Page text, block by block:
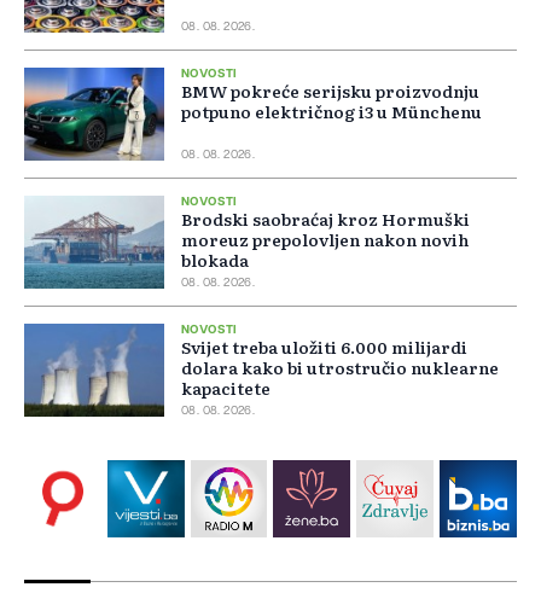
08. 08. 2026.
NOVOSTI
BMW pokreće serijsku proizvodnju
potpuno električnog i3 u Münchenu
08. 08. 2026.
NOVOSTI
Brodski saobraćaj kroz Hormuški
moreuz prepolovljen nakon novih
blokada
08. 08. 2026.
NOVOSTI
Svijet treba uložiti 6.000 milijardi
dolara kako bi utrostručio nuklearne
kapacitete
08. 08. 2026.